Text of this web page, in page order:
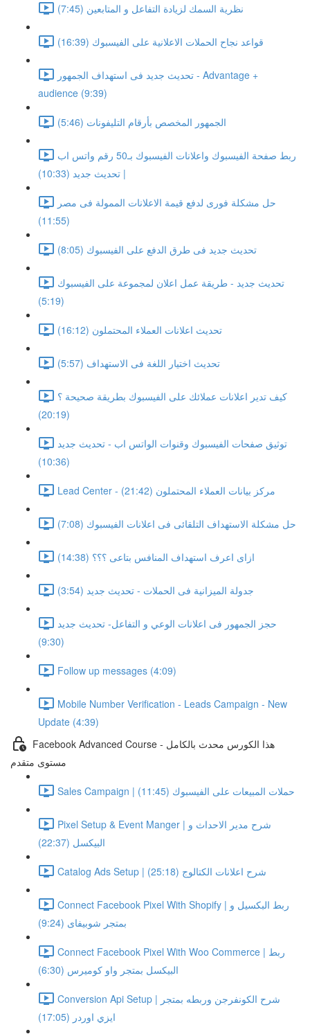
نظرية السمك لزيادة التفاعل و المتابعين (7:45)
قواعد نجاح الحملات الاعلانية على الفيسبوك (16:39)
تحديث جديد فى استهداف الجمهور - Advantage +
audience (9:39)
الجمهور المخصص بأرقام التليفونات (5:46)
ربط صفحة الفيسبوك واعلانات الفيسبوك بـ50 رقم واتس اب
| تحديث جديد (10:33)
حل مشكلة فورى لدفع قيمة الاعلانات الممولة فى مصر
(11:55)
تحديث جديد فى طرق الدفع على الفيسبوك (8:05)
تحديث جديد - طريقة عمل اعلان لمجموعة على الفيسبوك
(5:19)
تحديث اعلانات العملاء المحتملون (16:12)
تحديث اختيار اللغة فى الاستهداف (5:57)
كيف تدير اعلانات عملائك على الفيسبوك بطريقة صحيحة ؟
(20:19)
توثيق صفحات الفيسبوك وقنوات الواتس اب - تحديث جديد
(10:36)
Lead Center - مركز بيانات العملاء المحتملون (21:42)
حل مشكلة الاستهداف التلقائى فى اعلانات الفيسبوك (7:08)
ازاى اعرف استهداف المنافس بتاعى ؟؟؟ (14:38)
جدولة الميزانية فى الحملات - تحديث جديد (3:54)
حجز الجمهور فى اعلانات الوعي و التفاعل- تحديث جديد
(9:30)
Follow up messages (4:09)
Mobile Number Verification - Leads Campaign - New
Update (4:39)
Facebook Advanced Course - هذا الكورس محدث بالكامل
مستوى متقدم
Sales Campaign | حملات المبيعات على الفيسبوك (11:45)
Pixel Setup & Event Manger | شرح مدير الاحداث و
البيكسل (22:37)
Catalog Ads Setup | شرح اعلانات الكتالوج (25:18)
Connect Facebook Pixel With Shopify | ربط البكسيل و
بمتجر شوبيفاى (9:24)
Connect Facebook Pixel With Woo Commerce | ربط
البيكسل بمتجر واو كوميرس (6:30)
Conversion Api Setup | شرح الكونفرجن وربطه بمتجر
ايزي اوردر (17:05)